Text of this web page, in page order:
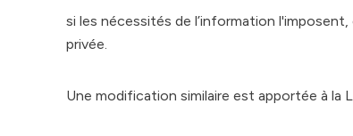
si les nécessités de l’information
privée.
Une modification similaire est apportée à la